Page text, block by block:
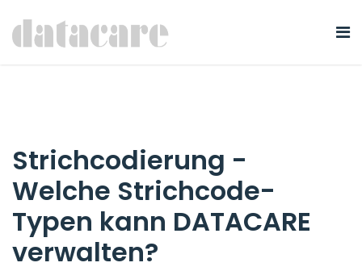
Strichcodierung -
Welche Strichcode-
Typen kann DATACARE
verwalten?